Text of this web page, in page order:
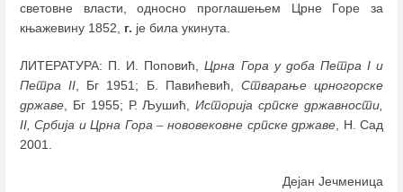
световне власти, односно проглашењем Црне Горе за
књажевину 1852, г. је била укинута.
ЛИТЕРАТУРА: П. И. Поповић,Црна Гора у доба Петра I и
Петра II , Бг 1951; Б. Павићевић, Стварање црногорске
државе , Бг 1955; Р. Љушић,Историја српске државности,
II, Србија и Црна Гора – нововековне српске државе , Н. Сад
2001.
Дејан Јечменица